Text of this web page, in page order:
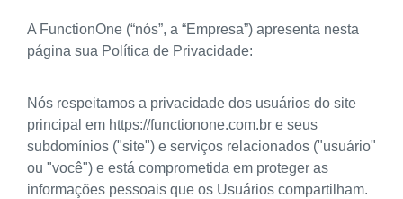
A FunctionOne (“nós”, a “Empresa”) apresenta nesta
página sua Política de Privacidade:
Nós respeitamos a privacidade dos usuários do site
principal em https://functionone.com.br e seus
subdomínios ("site") e serviços relacionados ("usuário"
ou "você") e está comprometida em proteger as
informações pessoais que os Usuários compartilham.